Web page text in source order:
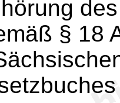
§ 18